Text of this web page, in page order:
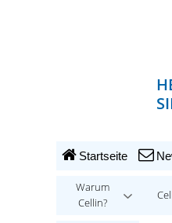
Startseite
Warum
Cellin?